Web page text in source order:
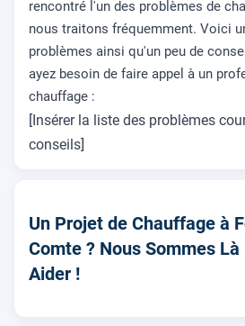
rencontré l'un des problèmes de
nous traitons fréquemment. Voici
problèmes ainsi qu'un peu de
ayez besoin de faire appel à un
chauffage :
[Insérer la liste des problèmes
conseils]
Un Projet de Chauffage à
Comte ? Nous Sommes
Aider !